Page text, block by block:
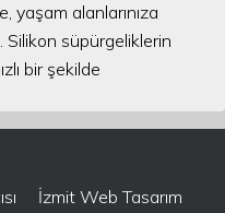
yaşam alanlarınıza
süpürgeliklerin
bir şekilde
İzmit Web Tasarım